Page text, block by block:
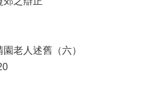
老人述舊（六）